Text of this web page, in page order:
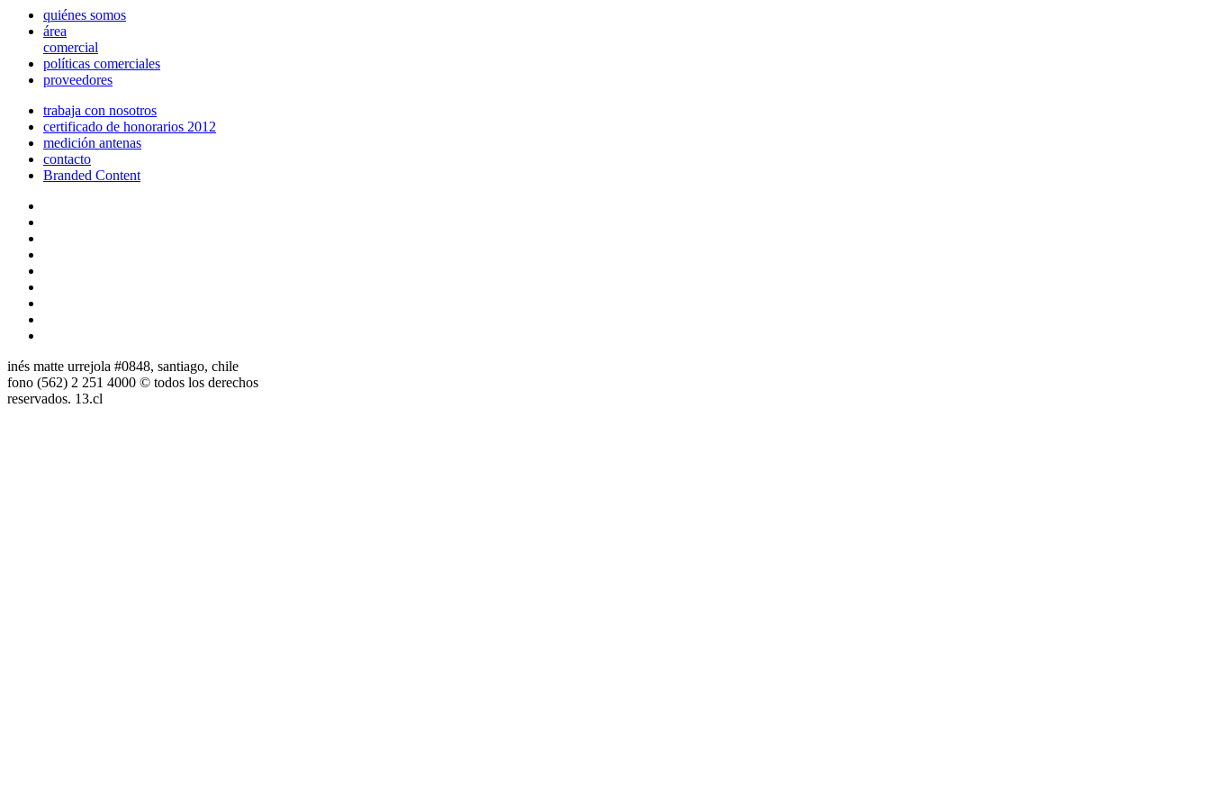
quiénes somos
área
comercial
políticas comerciales
proveedores
trabaja con nosotros
certificado de honorarios 2012
medición antenas
contacto
Branded Content
inés matte urrejola #0848, santiago, chile
fono (562) 2 251 4000 © todos los derechos
reservados. 13.cl